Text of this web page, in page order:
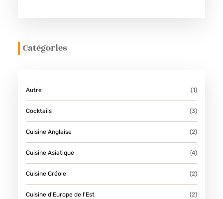
Catégories
Autre (1)
Cocktails (3)
Cuisine Anglaise (2)
Cuisine Asiatique (4)
Cuisine Créole (2)
Cuisine d'Europe de l'Est (2)